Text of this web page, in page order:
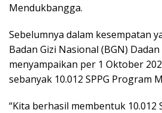
Mendukbangga.
Sebelumnya dalam kesempatan
Badan Gizi Nasional (BGN)
menyampaikan per 1 Oktober
sebanyak 10.012 SPPG Program
“Kita berhasil membentuk 10.012